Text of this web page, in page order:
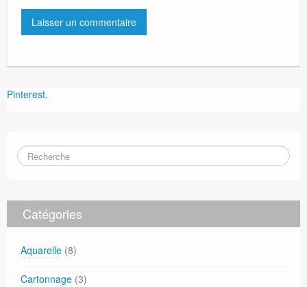
Pinterest.
Catégories
Aquarelle (8)
Cartonnage (3)